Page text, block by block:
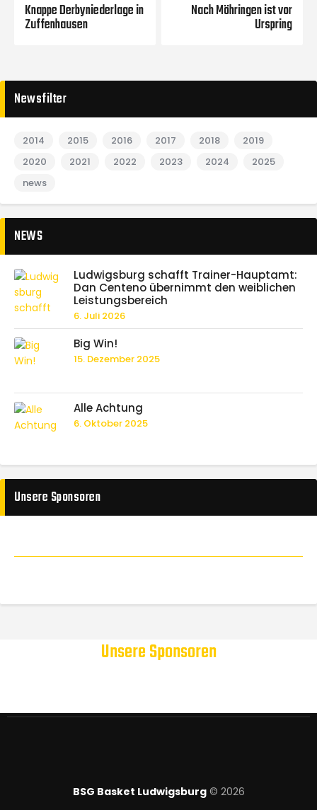
Knappe Derbyniederlage in
Zuffenhausen
Nach Möhringen ist vor
Urspring
Newsfilter
2014 2015 2016 2017 2018
2019
2020
2021 2022 2023 2024
2025
news
NEWS
Ludwigsburg schafft Trainer-Hauptamt:
Dan Centeno übernimmt den weiblichen
Leistungsbereich
6. Juli 2026
Big Win!
15. Dezember 2025
Alle Achtung
6. Oktober 2025
Unsere Sponsoren
Unsere Sponsoren
BSG Basket Ludwigsburg© 2026